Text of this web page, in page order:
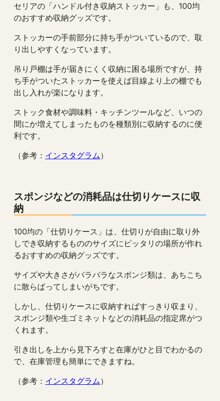
セリアの「ハンドル付き収納ストッカー」も、100均
のおすすめ収納グッズです。
ストッカーの手前部分に持ち手がついているので、取
り出しやすくなっています。
吊り戸棚は手が届きにくく収納に困る場所ですが、持
ち手がついたストッカーを使えば目線より上の棚でも
出し入れが楽になります。
ストック食材や調味料・キッチンツールなど、いつの
間にか増えてしまったものを種類別に収納するのに便
利です。
（参考： インスタグラム ）
スポンジなどの消耗品は仕切りケースに収
納
100均の「仕切りケース」は、仕切りが自由に取り外
しでき収納するもののサイズにピッタリの場所が作れ
るおすすめの収納グッズです。
サイズや大きさがバラバラなスポンジ類は、あちこち
に散らばってしまいがちです。
しかし、仕切りケースに収納すればすっきり収まり、
スポンジ類や生ゴミネットなどの消耗品の指定席がつ
くれます。
引き出しを上から見下ろすと在庫がひと目でわかるの
で、在庫管理も簡単にできますね。
（参考： インスタグラム ）